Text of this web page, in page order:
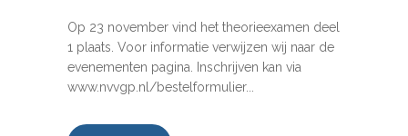
Op 23 november vind het theorieexamen deel
1 plaats. Voor informatie verwijzen wij naar de
evenementen pagina. Inschrijven kan via
www.nvvgp.nl/bestelformulier...